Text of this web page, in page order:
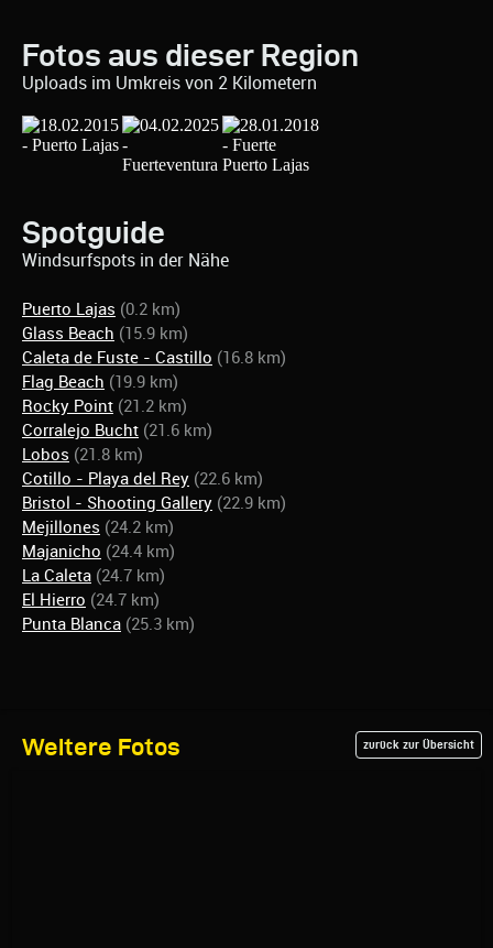
Fotos aus dieser Region
Uploads im Umkreis von 2 Kilometern
Spotguide
Windsurfspots in der Nähe
Puerto Lajas (0.2 km)
Glass Beach (15.9 km)
Caleta de Fuste - Castillo (16.8 km)
Flag Beach (19.9 km)
Rocky Point (21.2 km)
Corralejo Bucht (21.6 km)
Lobos (21.8 km)
Cotillo - Playa del Rey (22.6 km)
Bristol - Shooting Gallery (22.9 km)
Mejillones (24.2 km)
Majanicho (24.4 km)
La Caleta (24.7 km)
El Hierro (24.7 km)
Punta Blanca (25.3 km)
Weitere Fotos zurück zur Übersicht